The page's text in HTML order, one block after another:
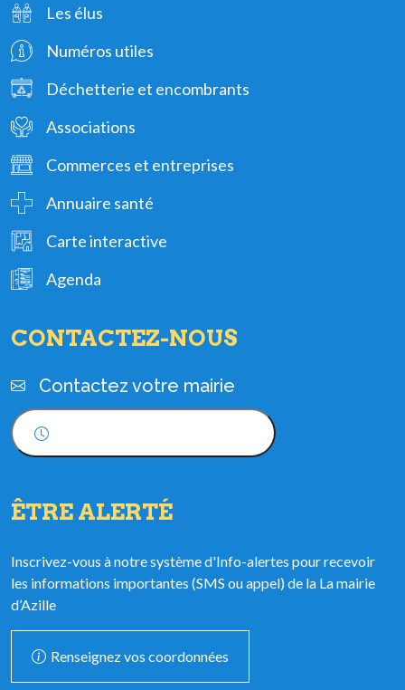
Les élus
Numéros utiles
Déchetterie et encombrants
Associations
Commerces et entreprises
Annuaire santé
Carte interactive
Agenda
CONTACTEZ-NOUS
Contactez votre mairie
ÊTRE ALERTÉ
Inscrivez-vous à notre système d'Info-alertes pour recevoir
les informations importantes (SMS ou appel) de la La mairie
d’Azille
Renseignez vos coordonnées